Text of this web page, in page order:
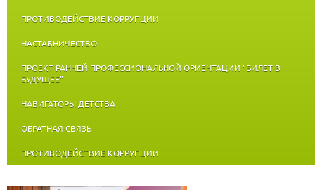
ПРОТИВОДЕЙСТВИЕ КОРРУПЦИИ
НАСТАВНИЧЕСТВО
ПРОЕКТ РАННЕЙ ПРОФЕССИОНАЛЬНОЙ ОРИЕНТАЦИИ "БИЛЕТ В
БУДУЩЕЕ"
НАВИГАТОРЫ ДЕТСТВА
ОБРАТНАЯ СВЯЗЬ
ПРОТИВОДЕЙСТВИЕ КОРРУПЦИИ